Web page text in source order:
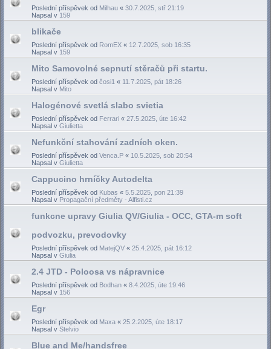
Poslední příspěvek od Milhau « 30.7.2025, stř 21:19
Napsal v 159
blikače
Poslední příspěvek od RomEX « 12.7.2025, sob 16:35
Napsal v 159
Mito Samovolné sepnutí stěračů při startu.
Poslední příspěvek od čosi1 « 11.7.2025, pát 18:26
Napsal v Mito
Halogénové svetlá slabo svietia
Poslední příspěvek od Ferrari « 27.5.2025, úte 16:42
Napsal v Giulietta
Nefunkční stahování zadních oken.
Poslední příspěvek od Venca.P « 10.5.2025, sob 20:54
Napsal v Giulietta
Cappucino hrníčky Autodelta
Poslední příspěvek od Kubas « 5.5.2025, pon 21:39
Napsal v Propagační předměty - Alfisti.cz
funkcne upravy Giulia QV/Giulia - OCC, GTA-m soft
podvozku, prevodovky
Poslední příspěvek od MatejQV « 25.4.2025, pát 16:12
Napsal v Giulia
2.4 JTD - Poloosa vs nápravnice
Poslední příspěvek od Bodhan « 8.4.2025, úte 19:46
Napsal v 156
Egr
Poslední příspěvek od Maxa « 25.2.2025, úte 18:17
Napsal v Stelvio
Blue and Me/handsfree